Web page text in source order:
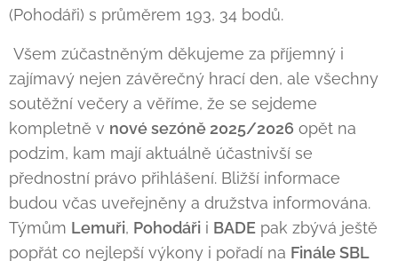
(Pohodáři) s průměrem 193, 34 bodů.
Všem zúčastněným děkujeme za příjemný i
zajímavý nejen závěrečný hrací den, ale všechny
soutěžní večery a věříme, že se sejdeme
kompletně v nové sezóně 2025/2026 opět na
podzim, kam mají aktuálně účastnivší se
přednostní právo přihlášení. Bližší informace
budou včas uveřejněny a družstva informována.
Týmům Lemuři, Pohodáři i BADE pak zbývá ještě
popřát co nejlepší výkony i pořadí na Finále SBL